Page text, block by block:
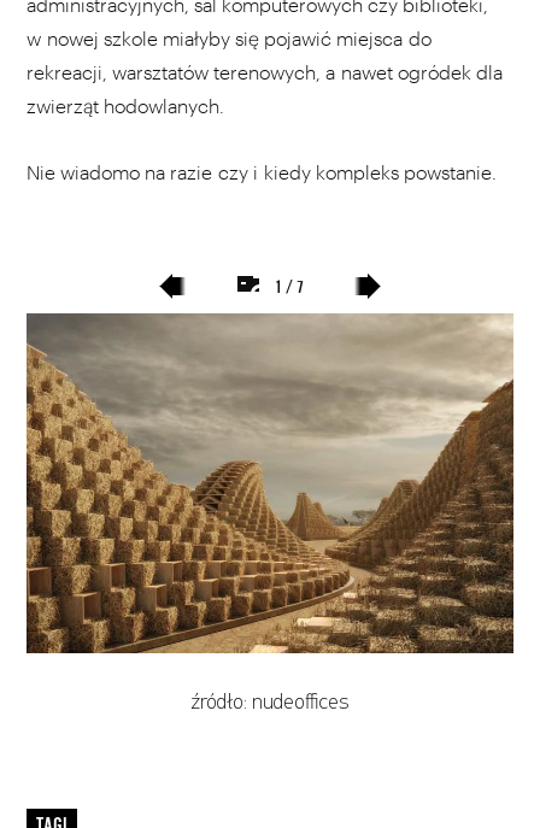
w nowej szkole miałyby się pojawić miejsca do
rekreacji, warsztatów terenowych, a nawet ogródek dla
zwierząt hodowlanych.
Nie wiadomo na razie czy i kiedy kompleks powstanie.
źródło: nudeoffices
poprzedni
slajd
następny
slajd
1 / 7